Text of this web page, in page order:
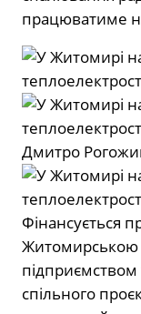
працюватиме
Дмитро
Фінансується
Житомирською
підприємством
спільного